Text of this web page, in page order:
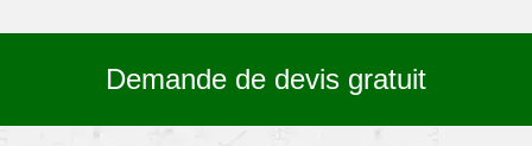
Demande de devis gratuit